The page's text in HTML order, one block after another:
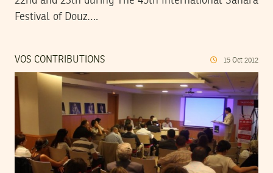
Festival of Douz….
VOS CONTRIBUTIONS 15 Oct 2012